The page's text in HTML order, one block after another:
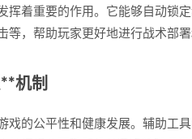
挥着重要的作用。它能够自动锁
，帮助玩家更好地进行战术部
机制
戏的公平性和健康发展。辅助工